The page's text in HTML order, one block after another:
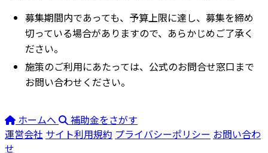
募集期間内であっても、予算上限に達し、募集を締め
切っている場合がありますので、あらかじめご了承く
ださい。
施策のご利用にあたっては、公式のお問合せ窓口まで
お問い合わせください。
ホームへ
補助金をさがす
運営会社 サイト利用規約 プライバシーポリシー お問い合わ
せ